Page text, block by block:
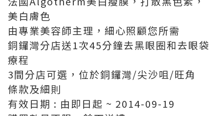
美白膚色
由專業美容師主理，細心照顧您所需
銅鑼灣分店送1次45分鐘去黑眼圈和去眼袋
療程
3間分店可選，位於銅鑼灣/尖沙咀/旺角
條款及細則
有效日期 : 由即日起 ~ 2014-09-19